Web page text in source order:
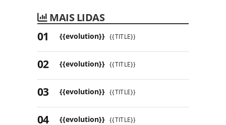
MAIS LIDAS
{{evolution}} {{TITLE}}
{{evolution}} {{TITLE}}
{{evolution}} {{TITLE}}
{{evolution}} {{TITLE}}